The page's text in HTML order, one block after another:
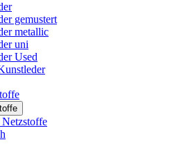
gemustert
metallic
uni
Used